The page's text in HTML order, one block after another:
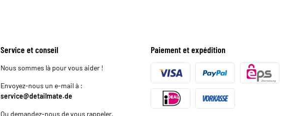
Service et conseil
Nous sommes là pour vous aider !
Envoyez-nous un e-mail à :
service@detailmate.de
Ou demandez-nous de vous rappeler.
Paiement et expédition